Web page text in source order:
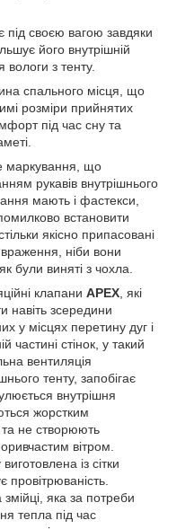
своєю вагою завдяки
його внутрішній
вологи з тенту.
спального місця, що
розміри прийнятих
під час сну та
маркування, що
рукавів внутрішнього
мають і фастекси,
встановити
якісно припасовані
ніби вони
були виняті з чохла.
клапани APEX, які
навіть зсередини
у місцях перетину дуг і
частині стінок, у такий
вентиляція
тенту, запобігає
внутрішня
жорстким
та не створюють
вітром.
із сітки
яка за потреби
тепла під час